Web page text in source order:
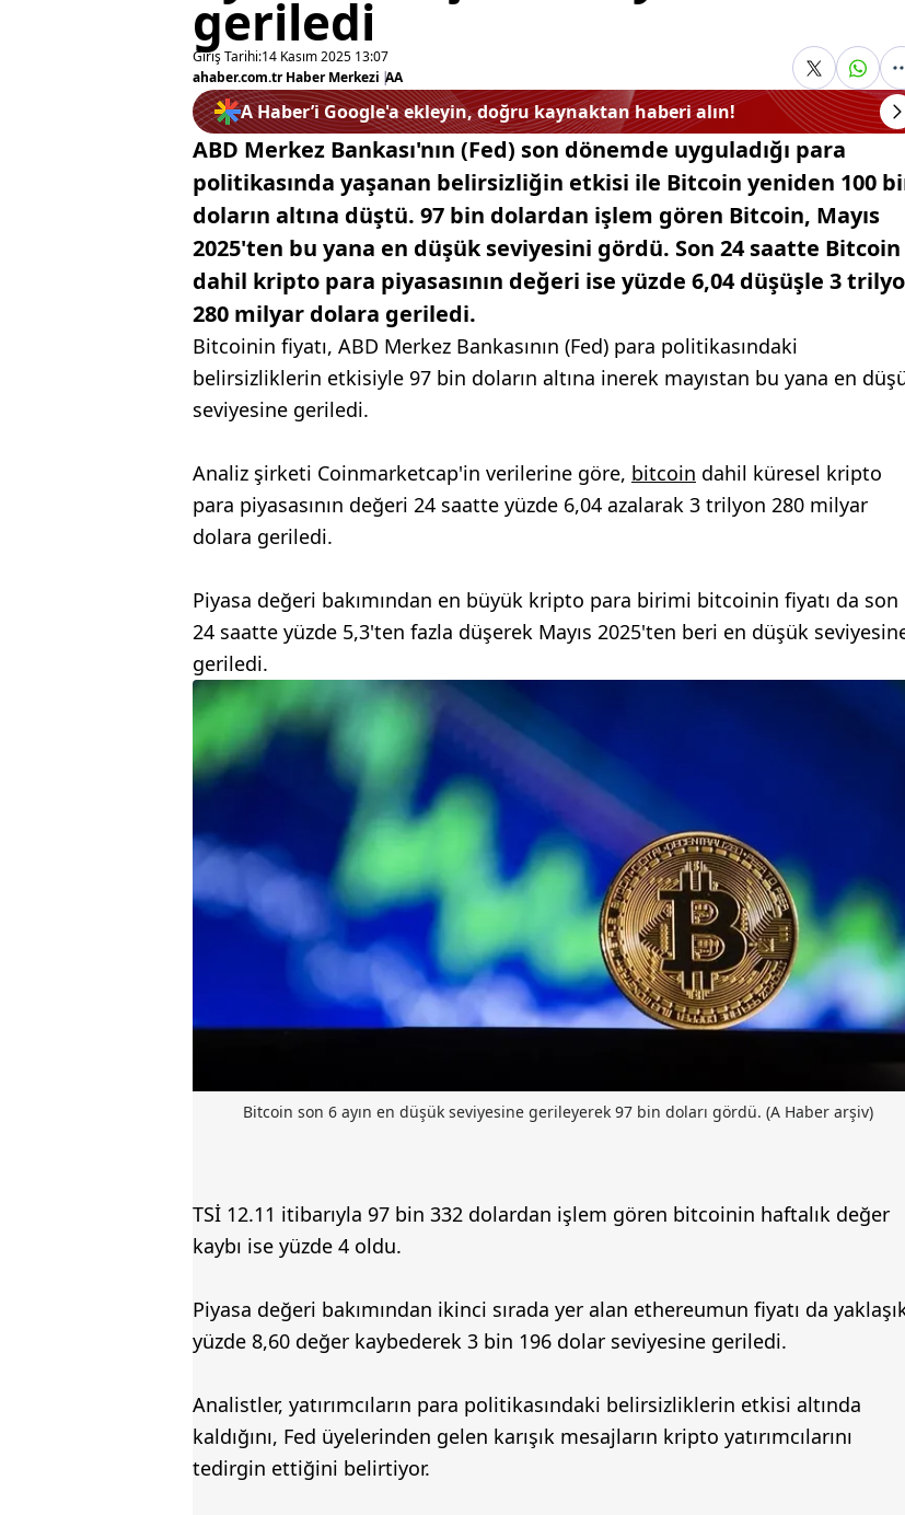
geriledi
Giriş Tarihi:14 Kasım 2025 13:07
ahaber.com.tr Haber Merkezi |AA
A Haber’i Google'a ekleyin, doğru kaynaktan haberi alın!
ABD Merkez Bankası'nın (Fed) son dönemde uyguladığı para
politikasında yaşanan belirsizliğin etkisi ile Bitcoin yeniden 100
doların altına düştü. 97 bin dolardan işlem gören Bitcoin, Mayıs
2025'ten bu yana en düşük seviyesini gördü. Son 24 saatte Bitcoin
dahil kripto para piyasasının değeri ise yüzde 6,04 düşüşle 3
280 milyar dolara geriledi.
Bitcoinin fiyatı, ABD Merkez Bankasının (Fed) para politikasındaki
belirsizliklerin etkisiyle 97 bin doların altına inerek mayıstan bu yana en
seviyesine geriledi.
Analiz şirketi Coinmarketcap'in verilerine göre, bitcoin dahil küresel kripto
para piyasasının değeri 24 saatte yüzde 6,04 azalarak 3 trilyon 280 milyar
dolara geriledi.
Piyasa değeri bakımından en büyük kripto para birimi bitcoinin fiyatı da son
24 saatte yüzde 5,3'ten fazla düşerek Mayıs 2025'ten beri en düşük
geriledi.
Bitcoin son 6 ayın en düşük seviyesine gerileyerek 97 bin doları gördü. (A Haber arşiv)
TSİ 12.11 itibarıyla 97 bin 332 dolardan işlem gören bitcoinin haftalık değer
kaybı ise yüzde 4 oldu.
Piyasa değeri bakımından ikinci sırada yer alan ethereumun fiyatı da
yüzde 8,60 değer kaybederek 3 bin 196 dolar seviyesine geriledi.
Analistler, yatırımcıların para politikasındaki belirsizliklerin etkisi altında
kaldığını, Fed üyelerinden gelen karışık mesajların kripto yatırımcılarını
tedirgin ettiğini belirtiyor.